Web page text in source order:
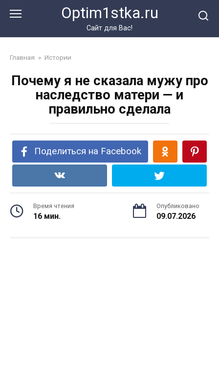
Optim1stka.ru
Сайт для Вас!
Главная » Истории
Почему я не сказала мужу про
наследство матери — и
правильно сделала
Поделиться на Facebook
Время чтения
16 мин.
Опубликовано
09.07.2026